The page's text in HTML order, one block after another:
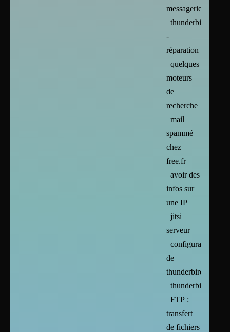
messagerie
thunderbird
-
réparation
quelques
moteurs
de
recherche
mail
spammé
chez
free.fr
avoir des
infos sur
une IP
jitsi
serveur
configuration
de
thunderbird
thunderbird
FTP :
transfert
de fichiers